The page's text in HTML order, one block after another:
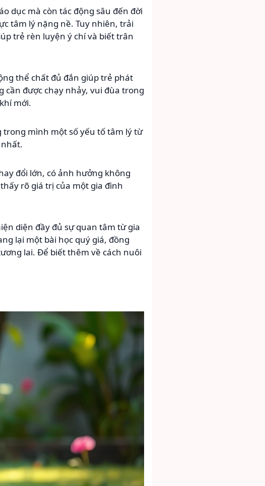
dục mà còn tác động sâu đến đời
tâm lý nặng nề. Tuy nhiên, trải
trẻ rèn luyện ý chí và biết trân
thể chất đủ đắn giúp trẻ phát
được chạy nhảy, vui đùa trong
mới.
trong mình một số yếu tố tâm lý từ
đổi lớn, có ảnh hưởng không
rõ giá trị của một gia đình
diện đầy đủ sự quan tâm từ gia
lại một bài học quý giá, đồng
lai. Để biết thêm về cách nuôi